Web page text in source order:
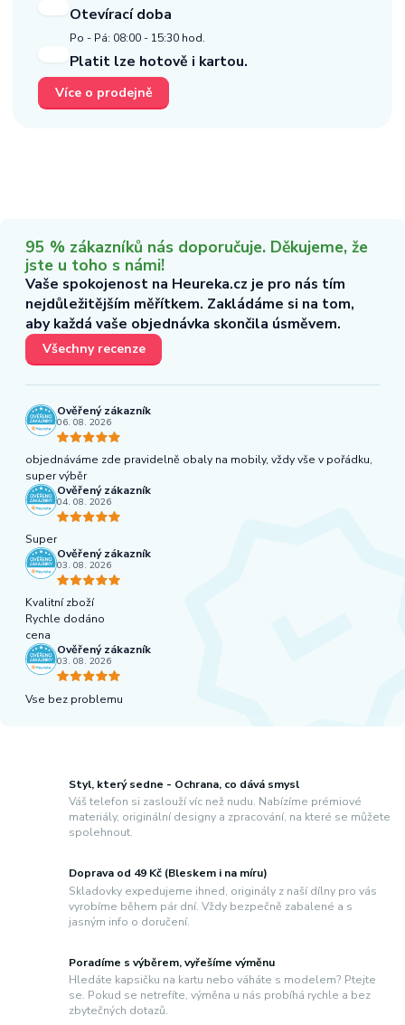
Otevírací doba
Po - Pá: 08:00 - 15:30 hod.
Platit lze hotově i kartou.
Více o prodejně
Styl, který sedne - Ochrana, co dává smysl
Váš telefon si zaslouží víc než nudu. Nabízíme prémiové
materiály, originální designy a zpracování, na které se můžete
spolehnout.
Doprava od 49 Kč (Bleskem i na míru)
Skladovky expedujeme ihned, originály z naší dílny pro vás
vyrobíme během pár dní. Vždy bezpečně zabalené a s
jasným info o doručení.
Poradíme s výběrem, vyřešíme výměnu
Hledáte kapsičku na kartu nebo váháte s modelem? Ptejte
se. Pokud se netrefíte, výměna u nás probíhá rychle a bez
zbytečných dotazů.
95 % zákazníků nás doporučuje. Děkujeme, že
jste u toho s námi!
Vaše spokojenost na Heureka.cz je pro nás tím
nejdůležitějším měřítkem. Zakládáme si na tom,
aby každá vaše objednávka skončila úsměvem.
Všechny recenze
Ověřený zákazník
06. 08. 2026
objednáváme zde pravidelně obaly na mobily, vždy vše v pořádku,
super výběr
Ověřený zákazník
04. 08. 2026
Super
Ověřený zákazník
03. 08. 2026
Kvalitní zboží
Rychle dodáno
cena
Ověřený zákazník
03. 08. 2026
Vse bez problemu